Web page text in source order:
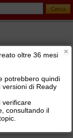
GRATUITO>
picking, corrieri e
TNT, UPS, GLS, ...)
oltre 36 mesi
potrebbero quindi
versioni di Ready
verificare
consultando il